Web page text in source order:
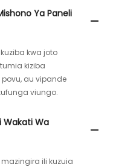
Ya Paneli
kwa joto
kiziba
au vipande
viungo.
Wakati Wa
ili kuzuia